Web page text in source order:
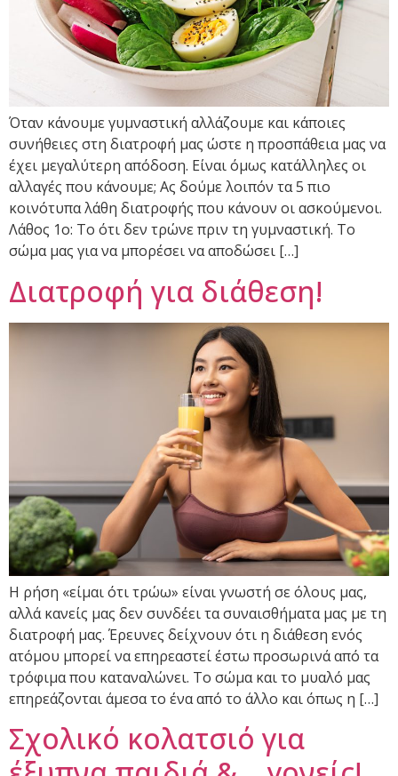
Όταν κάνουμε γυμναστική αλλάζουμε και κάποιες
συνήθειες στη διατροφή μας ώστε η προσπάθεια μας να
έχει μεγαλύτερη απόδοση. Είναι όμως κατάλληλες οι
αλλαγές που κάνουμε; Ας δούμε λοιπόν τα 5 πιο
κοινότυπα λάθη διατροφής που κάνουν οι ασκούμενοι.
Λάθος 1ο: Το ότι δεν τρώνε πριν τη γυμναστική. Το
σώμα μας για να μπορέσει να αποδώσει […]
Διατροφή για διάθεση!
Η ρήση «είμαι ότι τρώω» είναι γνωστή σε όλους μας,
αλλά κανείς μας δεν συνδέει τα συναισθήματα μας με τη
διατροφή μας. Έρευνες δείχνουν ότι η διάθεση ενός
ατόμου μπορεί να επηρεαστεί έστω προσωρινά από τα
τρόφιμα που καταναλώνει. Το σώμα και το μυαλό μας
επηρεάζονται άμεσα το ένα από το άλλο και όπως η […]
Σχολικό κολατσιό για